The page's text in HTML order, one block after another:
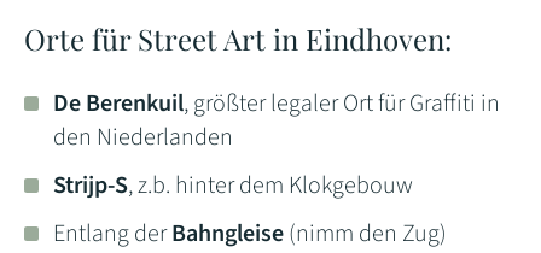
Orte für Street Art in Eindhoven:
De Berenkuil, größter legaler Ort für Graffiti in
den Niederlanden
Strijp-S, z.b. hinter dem Klokgebouw
Entlang derBahngleise(nimm den Zug)